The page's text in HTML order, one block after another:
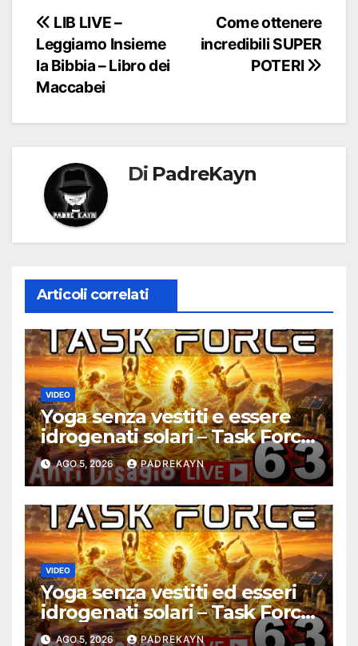
Navigazione
articoli
Come ottenere
incredibili SUPER
POTERI
LIB LIVE –
Leggiamo Insieme
la Bibbia – Libro dei
Maccabei
Di PadreKayn
Articoli correlati
VIDEO
Yoga senza vestiti e essere
idrogenati solari – Task Force
Antidisagio ep. 63
AGO 5, 2026 PADREKAYN
VIDEO
Yoga senza vestiti ed esseri
idrogenati solari – Task Force
Antidisagio 63
AGO 5, 2026 PADREKAYN